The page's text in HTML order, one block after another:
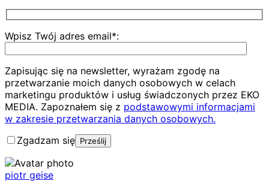
Wpisz Twój adres email*:
Zapisując się na newsletter, wyrażam zgodę na
przetwarzanie moich danych osobowych w celach
marketingu produktów i usług świadczonych przez EKO
MEDIA. Zapoznałem się z podstawowymi informacjami
w zakresie przetwarzania danych osobowych.
Zgadzam się
piotr geise